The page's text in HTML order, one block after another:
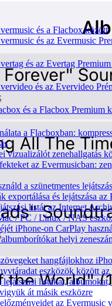
és a Flacbox között
és az Evermusic
és az Evertag
és az Evervideo
és a Flacbox Premium
a Flacboxban:
vizualizálót zenehallgatás
az Evermusicban:
a szünetmentes
exportálása és lejátszása
listát az Internet
/ PC / Linux / NAS
iPhone-on CarPlay
helyi
hangfájlokhoz
eszközök között
listákat,
át másik eszközre
az Evermusic